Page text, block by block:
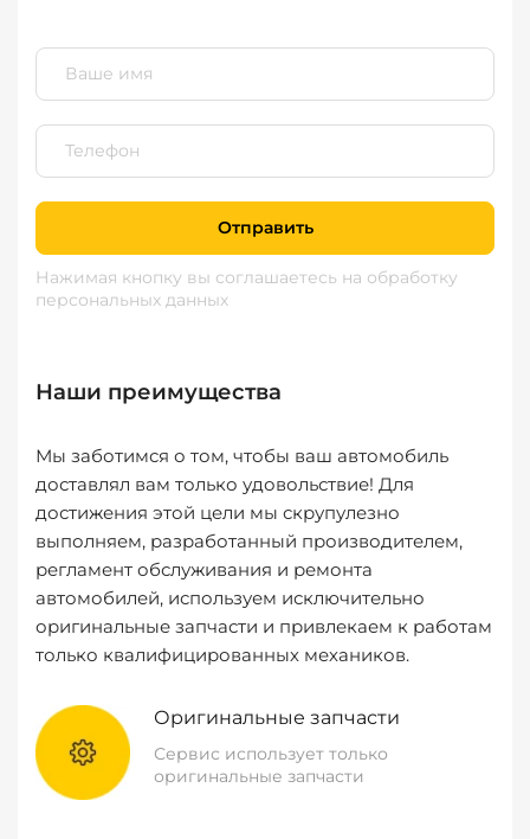
Отправить
Нажимая кнопку вы соглашаетесь на обработку
персональных данных
Наши преимущества
Мы заботимся о том, чтобы ваш автомобиль
доставлял вам только удовольствие! Для
достижения этой цели мы скрупулезно
выполняем, разработанный производителем,
регламент обслуживания и ремонта
автомобилей, используем исключительно
оригинальные запчасти и привлекаем к работам
только квалифицированных механиков.
Оригинальные запчасти
Сервис использует только
оригинальные запчасти